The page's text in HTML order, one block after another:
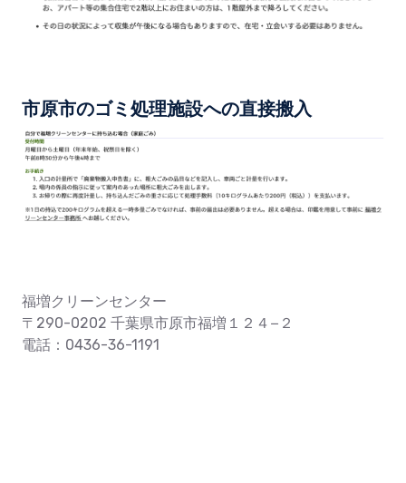
市原市のゴミ処理施設への直接搬入
福増クリーンセンター
〒290-0202 千葉県市原市福増１２４−２
電話：0436-36-1191